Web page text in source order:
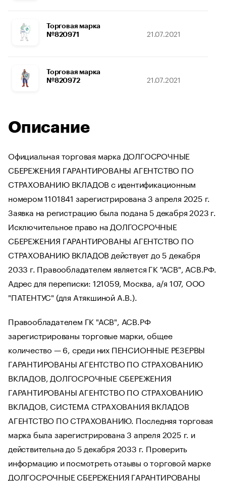
Торговая марка
№820971
21.07.2021
Торговая марка
№820972
21.07.2021
Описание
Официальная торговая марка ДОЛГОСРОЧНЫЕ
СБЕРЕЖЕНИЯ ГАРАНТИРОВАНЫ АГЕНТСТВО ПО
СТРАХОВАНИЮ ВКЛАДОВ с идентификационным
номером 1101841 зарегистрирована 3 апреля 2025 г.
Заявка на регистрацию была подана 5 декабря 2023 г.
Исключительное право на ДОЛГОСРОЧНЫЕ
СБЕРЕЖЕНИЯ ГАРАНТИРОВАНЫ АГЕНТСТВО ПО
СТРАХОВАНИЮ ВКЛАДОВ действует до 5 декабря
2033 г. Правообладателем является ГК "АСВ", АСВ.РФ.
Адрес для переписки: 121059, Москва, а/я 107, ООО
"ПАТЕНТУС" (для Атякшиной А.В.).
Правообладателем ГК "АСВ", АСВ.РФ
зарегистрированы торговые марки, общее
количество — 6, среди них ПЕНСИОННЫЕ РЕЗЕРВЫ
ГАРАНТИРОВАНЫ АГЕНТСТВО ПО СТРАХОВАНИЮ
ВКЛАДОВ, ДОЛГОСРОЧНЫЕ СБЕРЕЖЕНИЯ
ГАРАНТИРОВАНЫ АГЕНТСТВО ПО СТРАХОВАНИЮ
ВКЛАДОВ, СИСТЕМА СТРАХОВАНИЯ ВКЛАДОВ
АГЕНТСТВО ПО СТРАХОВАНИЮ. Последняя торговая
марка была зарегистрирована 3 апреля 2025 г. и
действительна до 5 декабря 2033 г. Проверить
информацию и посмотреть отзывы о торговой марке
ДОЛГОСРОЧНЫЕ СБЕРЕЖЕНИЯ ГАРАНТИРОВАНЫ